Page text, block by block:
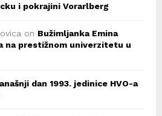
i pokrajini Vorarlberg
on Bužimljanka Emina
na prestižnom univerzitetu u
dan 1993. jedinice HVO-a